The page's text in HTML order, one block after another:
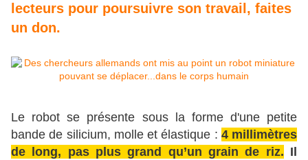
lecteurs pour poursuivre son travail, faites
un don.
Le robot se présente sous la forme d'une petite
bande de silicium, molle et élastique : 4 millimètres
de long, pas plus grand qu’un grain de riz. Il